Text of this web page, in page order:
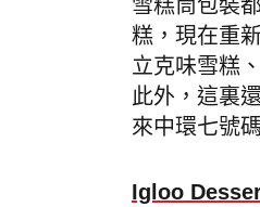
雪糕筒包裝
糕，現在重
立克味雪糕
此外，這裏
來中環七號
Igloo